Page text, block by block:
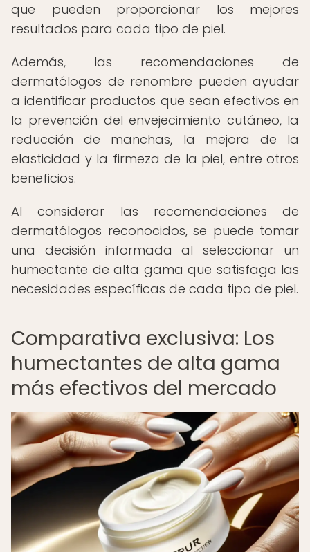
que pueden proporcionar los mejores
resultados para cada tipo de piel.
Además, las recomendaciones de
dermatólogos de renombre pueden ayudar
a identificar productos que sean efectivos en
la prevención del envejecimiento cutáneo, la
reducción de manchas, la mejora de la
elasticidad y la firmeza de la piel, entre otros
beneficios.
Al considerar las recomendaciones de
dermatólogos reconocidos, se puede tomar
una decisión informada al seleccionar un
humectante de alta gama que satisfaga las
necesidades específicas de cada tipo de piel.
Comparativa exclusiva: Los
humectantes de alta gama
más efectivos del mercado